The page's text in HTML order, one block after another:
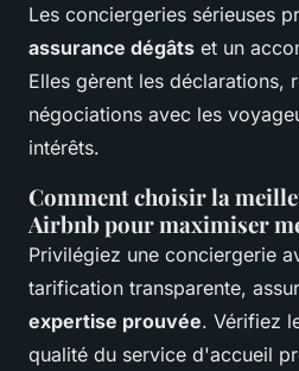
Les conciergeries sérieuses
assurance dégâts et un
Elles gèrent les déclarations,
négociations avec les
intérêts.
Comment choisir la
Airbnb pour maximiser
Privilégiez une conciergerie
tarification transparente,
expertise prouvée. Vérifiez
qualité du service d'accueil